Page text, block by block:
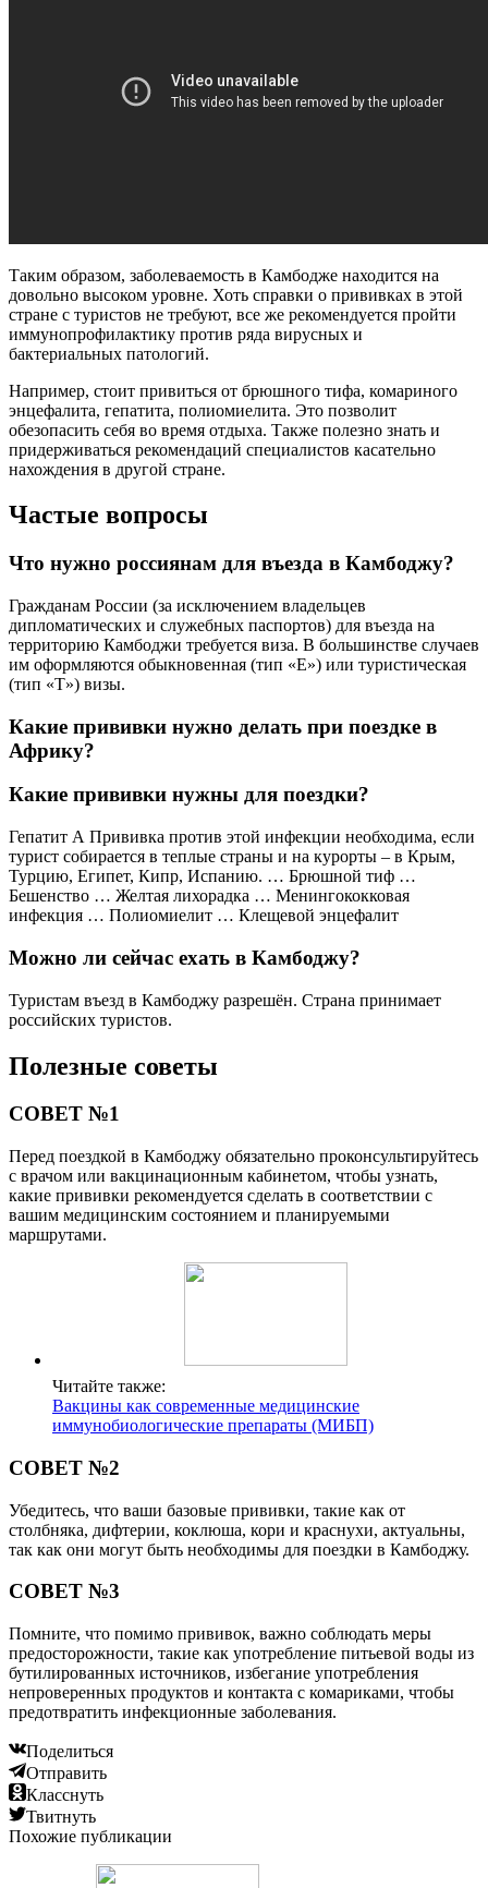
Таким образом, заболеваемость в Камбодже находится на
довольно высоком уровне. Хоть справки о прививках в этой
стране с туристов не требуют, все же рекомендуется пройти
иммунопрофилактику против ряда вирусных и
бактериальных патологий.
Например, стоит привиться от брюшного тифа, комариного
энцефалита, гепатита, полиомиелита. Это позволит
обезопасить себя во время отдыха. Также полезно знать и
придерживаться рекомендаций специалистов касательно
нахождения в другой стране.
Частые вопросы
Что нужно россиянам для въезда в Камбоджу?
Гражданам России (за исключением владельцев
дипломатических и служебных паспортов) для въезда на
территорию Камбоджи требуется виза. В большинстве случаев
им оформляются обыкновенная (тип «Е») или туристическая
(тип «Т») визы.
Какие прививки нужно делать при поездке в
Африку?
Какие прививки нужны для поездки?
Гепатит А Прививка против этой инфекции необходима, если
турист собирается в теплые страны и на курорты – в Крым,
Турцию, Египет, Кипр, Испанию. … Брюшной тиф …
Бешенство … Желтая лихорадка … Менингококковая
инфекция … Полиомиелит … Клещевой энцефалит
Можно ли сейчас ехать в Камбоджу?
Туристам въезд в Камбоджу разрешён. Страна принимает
российских туристов.
Полезные советы
СОВЕТ №1
Перед поездкой в Камбоджу обязательно проконсультируйтесь
с врачом или вакцинационным кабинетом, чтобы узнать,
какие прививки рекомендуется сделать в соответствии с
вашим медицинским состоянием и планируемыми
маршрутами.
Читайте также:
Вакцины как современные медицинские
иммунобиологические препараты (МИБП)
СОВЕТ №2
Убедитесь, что ваши базовые прививки, такие как от
столбняка, дифтерии, коклюша, кори и краснухи, актуальны,
так как они могут быть необходимы для поездки в Камбоджу.
СОВЕТ №3
Помните, что помимо прививок, важно соблюдать меры
предосторожности, такие как употребление питьевой воды из
бутилированных источников, избегание употребления
непроверенных продуктов и контакта с комариками, чтобы
предотвратить инфекционные заболевания.
Поделиться
Отправить
Класснуть
Твитнуть
Похожие публикации